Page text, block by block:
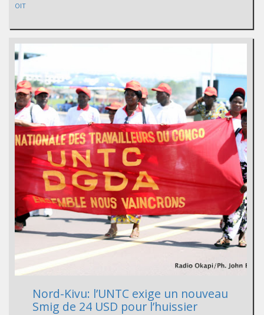
OIT
Nord-Kivu: l’UNTC exige un nouveau
Smig de 24 USD pour l’huissier